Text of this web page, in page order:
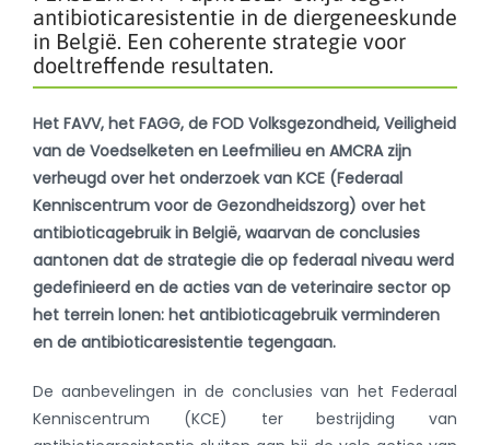
antibioticaresistentie in de diergeneeskunde
in België. Een coherente strategie voor
doeltreffende resultaten.
Het FAVV, het FAGG, de FOD Volksgezondheid, Veiligheid
van de Voedselketen en Leefmilieu en AMCRA zijn
verheugd over het onderzoek van KCE (Federaal
Kenniscentrum voor de Gezondheidszorg) over het
antibioticagebruik in België, waarvan de conclusies
aantonen dat de strategie die op federaal niveau werd
gedefinieerd en de acties van de veterinaire sector op
het terrein lonen: het antibioticagebruik verminderen
en de antibioticaresistentie tegengaan.
De aanbevelingen in de conclusies van het Federaal
Kenniscentrum (KCE) ter bestrijding van